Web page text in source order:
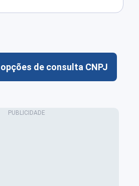
de consulta CNPJ